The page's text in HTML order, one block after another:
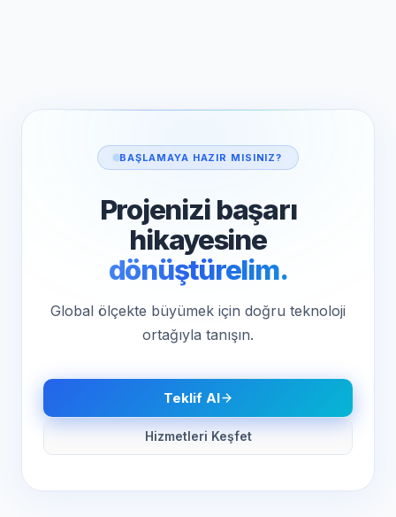
BAŞLAMAYA HAZIR MISINIZ?
Projenizi başarı
hikayesine
dönüştürelim.
Global ölçekte büyümek için doğru teknoloji
ortağıyla tanışın.
Teklif Al
Hizmetleri Keşfet